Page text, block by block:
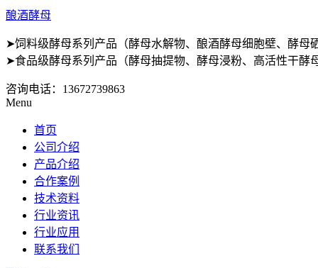
酿酒酵母
➤饲料级酵母系列产品（酵母水解物、酿酒酵母细胞壁、酵母
➤食品级酵母系列产品（酵母抽提物、酵母浸粉、高活性干酵
咨询电话： 13672739863
Menu
首页
公司介绍
产品介绍
合作案例
技术资料
行业资讯
行业应用
联系我们